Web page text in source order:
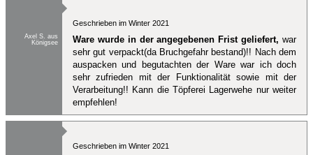
Axel S. aus
Königsee
Geschrieben im Winter 2021
Ware wurde in der angegebenen Frist geliefert, war
sehr gut verpackt(da Bruchgefahr bestand)!! Nach dem
auspacken und begutachten der Ware war ich doch
sehr zufrieden mit der Funktionalität sowie mit der
Verarbeitung!! Kann die Töpferei Lagerwehe nur weiter
empfehlen!
Geschrieben im Winter 2021